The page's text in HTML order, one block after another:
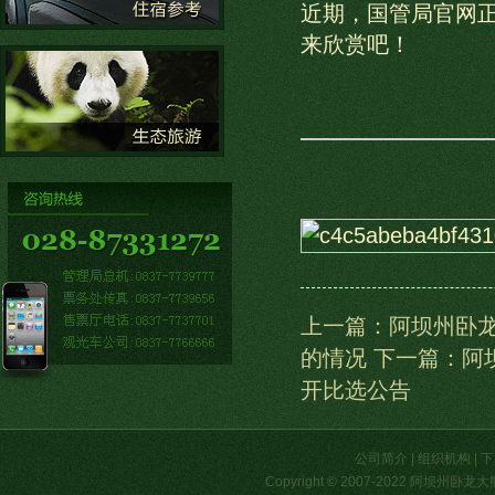
近期，国管局官网
来欣赏吧！
上一篇：阿坝州卧
的情况 下一篇：阿
开比选公告
公司简介 组织机构
Copyright © 2007-2022 阿坝州卧龙